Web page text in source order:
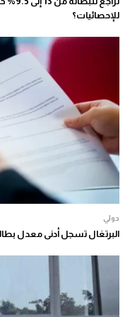
للإحصائيات؟
دولي
البرتغال تسجل أدنى معدل بطالة